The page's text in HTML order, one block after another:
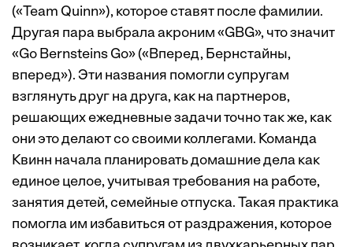
(«Team Quinn»), которое ставят после фамилии.
Другая пара выбрала акроним «GBG», что значит
«Go Bernsteins Go» («Вперед, Бернстайны,
вперед»). Эти названия помогли супругам
взглянуть друг на друга, как на партнеров,
решающих ежедневные задачи точно так же, как
они это делают со своими коллегами. Команда
Квинн начала планировать домашние дела как
единое целое, учитывая требования на работе,
занятия детей, семейные отпуска. Такая практика
помогла им избавиться от раздражения, которое